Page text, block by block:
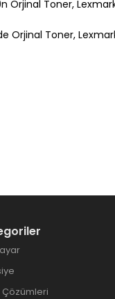
Orjinal Toner,
Orjinal Toner,
Çözümleri